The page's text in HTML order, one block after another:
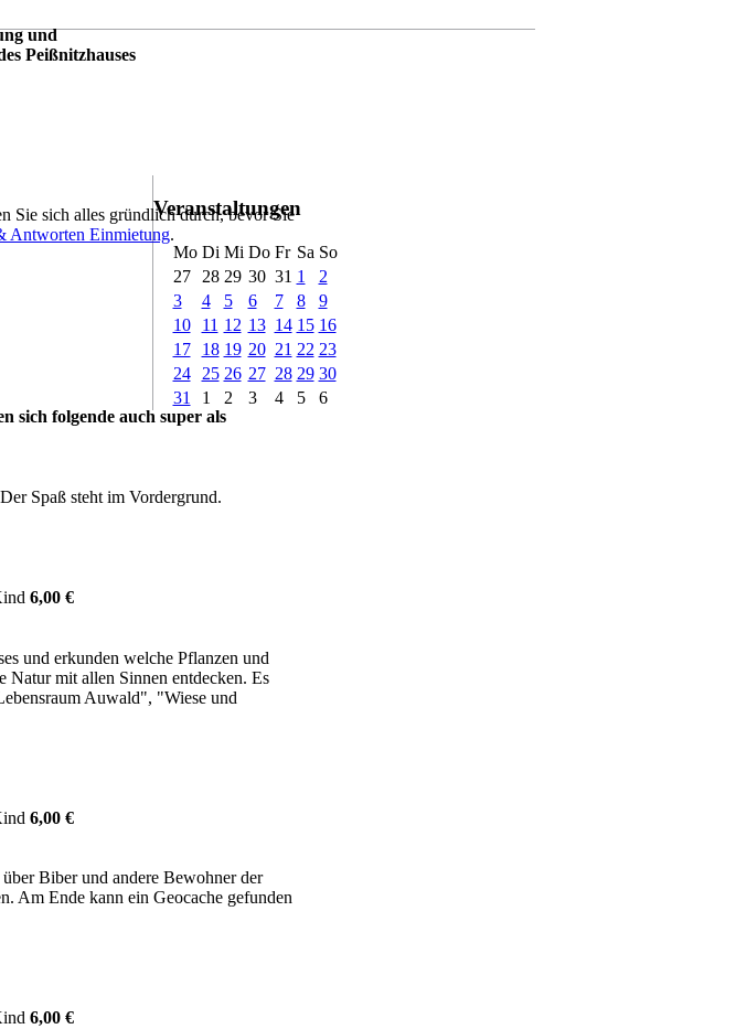
und
Peißnitzhauses
Veranstaltungen
Mo Di Mi Do Fr Sa So
27
28 29 30 31 1
2
3
4 5 6 7 8
9
10
11 12 13 14 15 16
17
18 19 20 21 22 23
24
25 26 27 28 29 30
31
1 2 3 4 5 6
Sie sich alles gründlich durch, bevor Sie
Antworten Einmietung.
sich folgende auch super als
Spaß steht im Vordergrund.
6,00 €
und erkunden welche Pflanzen und
mit allen Sinnen entdecken. Es
Auwald", "Wiese und
6,00 €
Biber und andere Bewohner der
Am Ende kann ein Geocache gefunden
6,00 €